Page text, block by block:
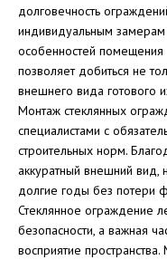
долговечность
индивидуальным замерам
особенностей помещения
позволяет добиться не
внешнего вида готового
Монтаж стеклянных
специалистами с
строительных норм.
аккуратный внешний вид,
долгие годы без потери
Стеклянное ограждение
безопасности, а важная
восприятие